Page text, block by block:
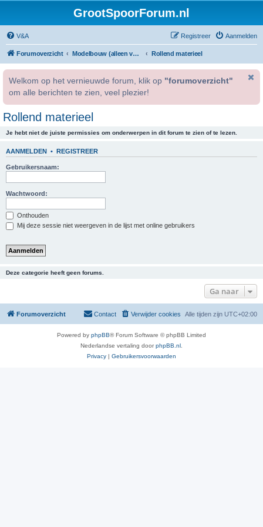
GrootSpoorForum.nl
V&A Aanmelden
Registreer
Forumoverzicht Modelbouw (alleen voor geregistreerde gebruikers). Rollend materieel
Welkom op het vernieuwde forum, klik op "forumoverzicht"
om alle berichten te zien, veel plezier!
Rollend materieel
Je hebt niet de juiste permissies om onderwerpen in dit forum te zien of te lezen.
AANMELDEN • REGISTREER
Gebruikersnaam:
Wachtwoord:
Onthouden
Mij deze sessie niet weergeven in de lijst met online gebruikers
Deze categorie heeft geen forums.
Ga naar
Forumoverzicht Alle tijden zijn UTC+02:00
Verwijder cookies
Contact
Powered by phpBB® Forum Software © phpBB Limited
Nederlandse vertaling doorphpBB.nl
Privacy | Gebruikersvoorwaarden